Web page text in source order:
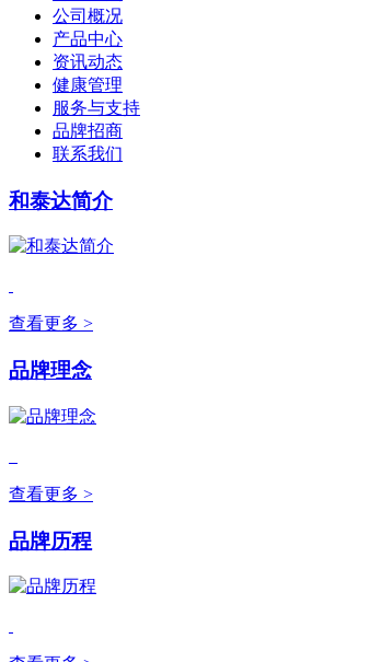
公司概况
产品中心
资讯动态
健康管理
服务与支持
品牌招商
联系我们
和泰达简介
查看更多 >
品牌理念
查看更多 >
品牌历程